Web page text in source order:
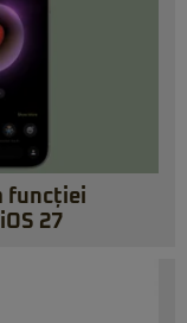
funcției
27